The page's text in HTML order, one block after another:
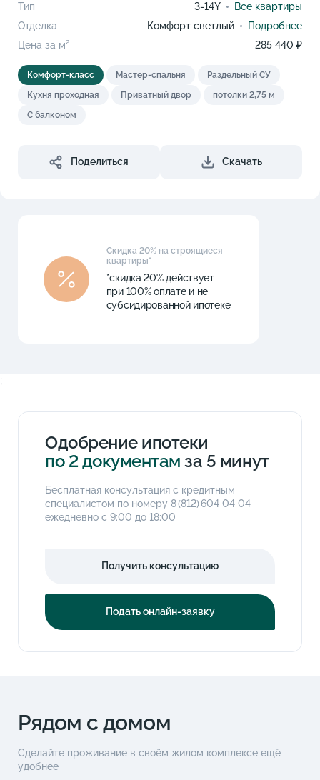
Тип
3-14Y
Все квартиры
Отделка
Комфорт светлый
Подробнее
Цена за м²
285 440 ₽
Комфорт-класс Мастер-спальня
Раздельный СУ
Кухня проходная
Приватный двор
потолки 2,75 м
С балконом
Поделиться Скачать
Скидка 20% на строящиеся
квартиры*
*скидка 20% действует
при 100% оплате и не
субсидированной ипотеке
;
Одобрение ипотеки
по 2 документам за 5 минут
Бесплатная консультация с кредитным
специалистом по номеру8 (812) 604 04 04
ежедневно с 9:00 до 18:00
Получить консультацию
Подать онлайн-заявку
Рядом с домом
Сделайте проживание в своём жилом комплексе ещё
удобнее